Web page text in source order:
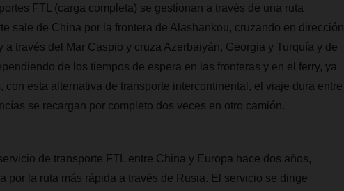
FTL (carga completa) se gestionan a través de una ruta
sale de China por la frontera de Alashankou, cruzando en dirección
a través del Mar Caspio y cruza Azerbaiyán, Georgia y Turquía y de
de los tiempos de espera en las fronteras y en el ferry, ya
con esta alternativa de transporte intercontinental, el viaje dura entre
se recargan por completo dos veces en otro camión.
de transporte FTL entre China y Europa hace dos años,
por la ruta más rápida a través de Rusia. El servicio se dirige